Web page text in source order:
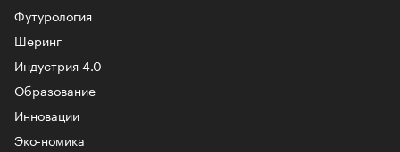
Футурология
Шеринг
Индустрия 4.0
Образование
Инновации
Эко-номика